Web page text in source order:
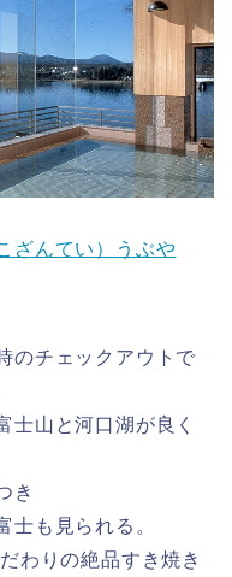
ざんてい）うぶや
のチェックアウトで
士山と河口湖が良く
き
士も見られる。
わりの絶品すき焼き